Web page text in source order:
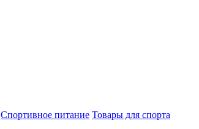
Спортивное питание Товары для спорта